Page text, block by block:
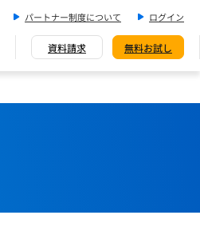
パートナー制度について ログイン
資料請求 無料お試し